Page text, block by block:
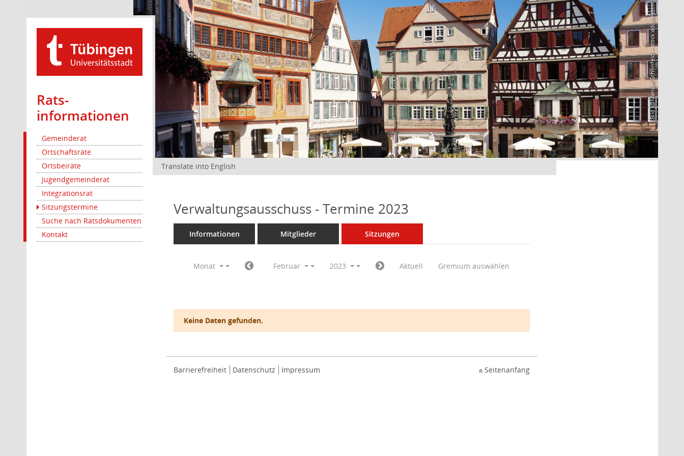
Rats­
informationen
Gemeinderat
Ortschaftsräte
Ortsbeiräte
Jugendgemeinderat
Integrationsrat
Sitzungstermine
Suche nach Ratsdokumenten
Kontakt
Bild: @Manuel Schönfeld – stock.adobe.com
Translate into English
Verwaltungsausschuss - Termine 2023
Informationen Mitglieder Sitzungen
Monat Februar 2023 Aktuell Gremium auswählen
Keine Daten gefunden.
Barrierefreiheit Datenschutz Impressum Seitenanfang